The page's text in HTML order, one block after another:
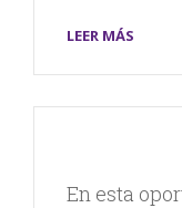
LEER MÁS
En esta